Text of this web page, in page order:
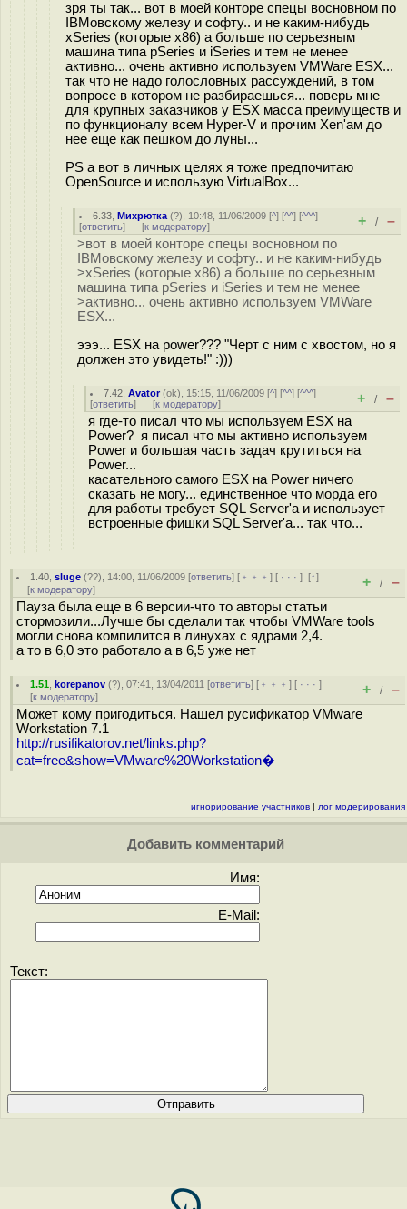
зря ты так... вот в моей конторе спецы восновном по
IBMовскому железу и софту.. и не каким-нибудь
xSeries (которые x86) а больше по серьезным
машина типа pSeries и iSeries и тем не менее
активно... очень активно используем VMWare ESX...
так что не надо голословных рассуждений, в том
вопросе в котором не разбираешься... поверь мне
для крупных заказчиков у ESX масса преимуществ и
по функционалу всем Hyper-V и прочим Xen'ам до
нее еще как пешком до луны...
PS а вот в личных целях я тоже предпочитаю
OpenSource и использую VirtualBox...
6.33 ,Михрютка (?), 10:48, 11/06/2009 [^] [^^] [^^^]
[ответить] [к модератору] + / –
>вот в моей конторе спецы восновном по
IBMовскому железу и софту.. и не каким-нибудь
>xSeries (которые x86) а больше по серьезным
машина типа pSeries и iSeries и тем не менее
>активно... очень активно используем VMWare
ESX...
эээ... ESX на power??? "Черт с ним с хвостом, но я
должен это увидеть!" :)))
7.42 ,Avator(ok), 15:15, 11/06/2009 [^] [^^] [^^^]
[ответить] [к модератору] + / –
я где-то писал что мы используем ESX на
Power? я писал что мы активно используем
Power и большая часть задач крутиться на
Power...
касательного самого ESX на Power ничего
сказать не могу... единственное что морда его
для работы требует SQL Server'a и использует
встроенные фишки SQL Server'а... так что...
1.40 ,sluge (??), 14:00, 11/06/2009 [ответить] [ ﹢﹢﹢] [ · · ·][↑]
[к модератору] + / –
Пауза была еще в 6 версии-что то авторы статьи
стормозили...Лучше бы сделали так чтобы VMWare tools
могли снова компилится в линухах с ядрами 2,4.
а то в 6,0 это работало а в 6,5 уже нет
1.51 ,korepanov (?), 07:41, 13/04/2011 [ответить] [ ﹢﹢﹢] [ · · ·]
[к модератору] + / –
Может кому пригодиться. Нашел русификатор VMware
Workstation 7.1
http://rusifikatorov.net/links.php?
cat=free&show=VMware%20Workstation�
игнорирование участников | лог модерирования
Добавить комментарий
Имя:
E-Mail:
Текст: